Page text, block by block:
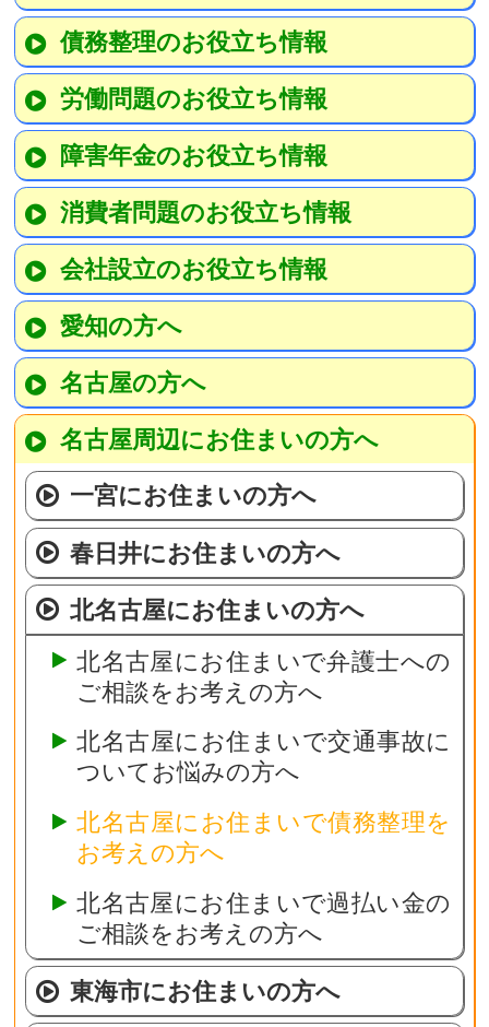
債務整理のお役立ち情報
労働問題のお役立ち情報
障害年金のお役立ち情報
消費者問題のお役立ち情報
会社設立のお役立ち情報
愛知の方へ
名古屋の方へ
名古屋周辺にお住まいの方へ
一宮にお住まいの方へ
春日井にお住まいの方へ
北名古屋にお住まいの方へ
北名古屋にお住まいで弁護士への
ご相談をお考えの方へ
北名古屋にお住まいで交通事故に
ついてお悩みの方へ
北名古屋にお住まいで債務整理を
お考えの方へ
北名古屋にお住まいで過払い金の
ご相談をお考えの方へ
東海市にお住まいの方へ